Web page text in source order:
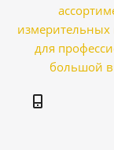
измерительных
для
большой